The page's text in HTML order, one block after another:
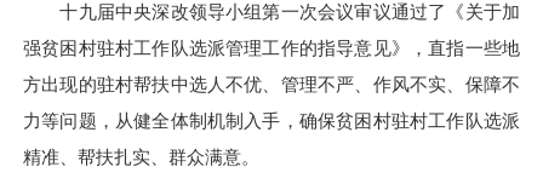
十九届中央深改领导小组第一次会议审议通过了《关于加
强贫困村驻村工作队选派管理工作的指导意见》，直指一些地
方出现的驻村帮扶中选人不优、管理不严、作风不实、保障不
力等问题，从健全体制机制入手，确保贫困村驻村工作队选派
精准、帮扶扎实、群众满意。